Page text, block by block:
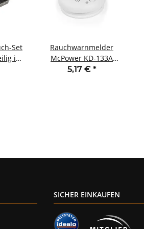
Set
in
Rauchwarnmelder
McPower KD-133A
geprüft gemäß DIN
5,17 € *
SICHER EINKAUFEN